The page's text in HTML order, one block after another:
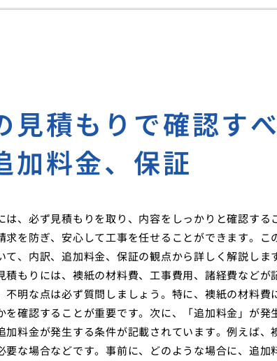
見積もりで確認す
加料金、保証
、必ず見積もりを取り、内容をしっかりと確認する
求を防ぎ、安心して工事を任せることができます。こ
て、内訳、追加料金、保証の観点から詳しく解説しま
積もりには、襖紙の材料費、工事費用、諸経費などが
不明な点は必ず質問しましょう。特に、襖紙の材料費
を確認することが重要です。次に、「追加料金」が発
料金が発生する条件が記載されています。例えば、
な場合などです。事前に、どのような場合に、追加